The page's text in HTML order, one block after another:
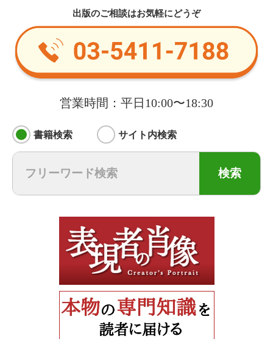
出版のご相談はお気軽にどうぞ
営業時間：平日10:00〜18:30
書籍検索 サイト内検索
検索